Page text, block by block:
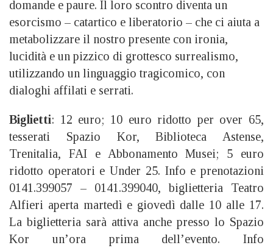
domande e paure. Il loro scontro diventa un
esorcismo – catartico e liberatorio – che ci aiuta a
metabolizzare il nostro presente con ironia,
lucidità e un pizzico di grottesco surrealismo,
utilizzando un linguaggio tragicomico, con
dialoghi affilati e serrati.
Biglietti: 12 euro; 10 euro ridotto per over 65,
tesserati Spazio Kor, Biblioteca Astense,
Trenitalia, FAI e Abbonamento Musei; 5 euro
ridotto operatori e Under 25. Info e prenotazioni
0141.399057 – 0141.399040, biglietteria Teatro
Alfieri aperta martedì e giovedì dalle 10 alle 17.
La biglietteria sarà attiva anche presso lo Spazio
Kor un’ora prima dell’evento. Info